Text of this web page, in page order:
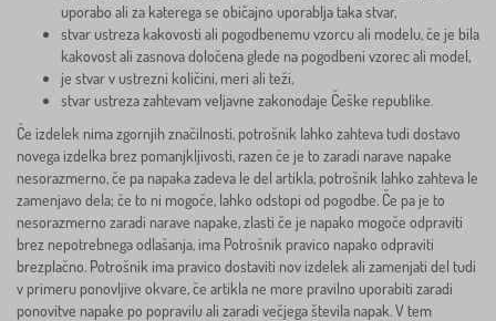
uporabo ali za katerega se običajno uporablja taka stvar,
stvar ustreza kakovosti ali pogodbenemu vzorcu ali modelu, če je bila
kakovost ali zasnova določena glede na pogodbeni vzorec ali model,
je stvar v ustrezni količini, meri ali teži,
stvar ustreza zahtevam veljavne zakonodaje Češke republike.
Če izdelek nima zgornjih značilnosti, potrošnik lahko zahteva tudi dostavo
novega izdelka brez pomanjkljivosti, razen če je to zaradi narave napake
nesorazmerno, če pa napaka zadeva le del artikla, potrošnik lahko zahteva le
zamenjavo dela; če to ni mogoče, lahko odstopi od pogodbe. Če pa je to
nesorazmerno zaradi narave napake, zlasti če je napako mogoče odpraviti
brez nepotrebnega odlašanja, ima Potrošnik pravico napako odpraviti
brezplačno. Potrošnik ima pravico dostaviti nov izdelek ali zamenjati del tudi
v primeru ponovljive okvare, če artikla ne more pravilno uporabiti zaradi
ponovitve napake po popravilu ali zaradi večjega števila napak. V tem